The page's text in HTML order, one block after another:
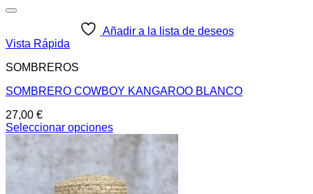
Añadir a la lista de deseos
Vista Rápida
SOMBREROS
SOMBRERO COWBOY KANGAROO BLANCO
27,00 €
Seleccionar opciones
Este
tiene